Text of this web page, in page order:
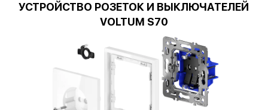
УСТРОЙСТВО РОЗЕТОК И ВЫКЛЮЧАТЕЛЕЙ
VOLTUM S70